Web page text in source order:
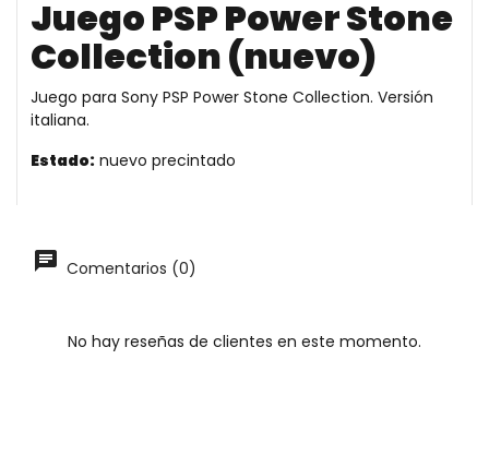
Juego PSP Power Stone
Collection (nuevo)
Juego para Sony PSP Power Stone Collection. Versión
italiana.
Estado: nuevo precintado
Comentarios (0)
No hay reseñas de clientes en este momento.